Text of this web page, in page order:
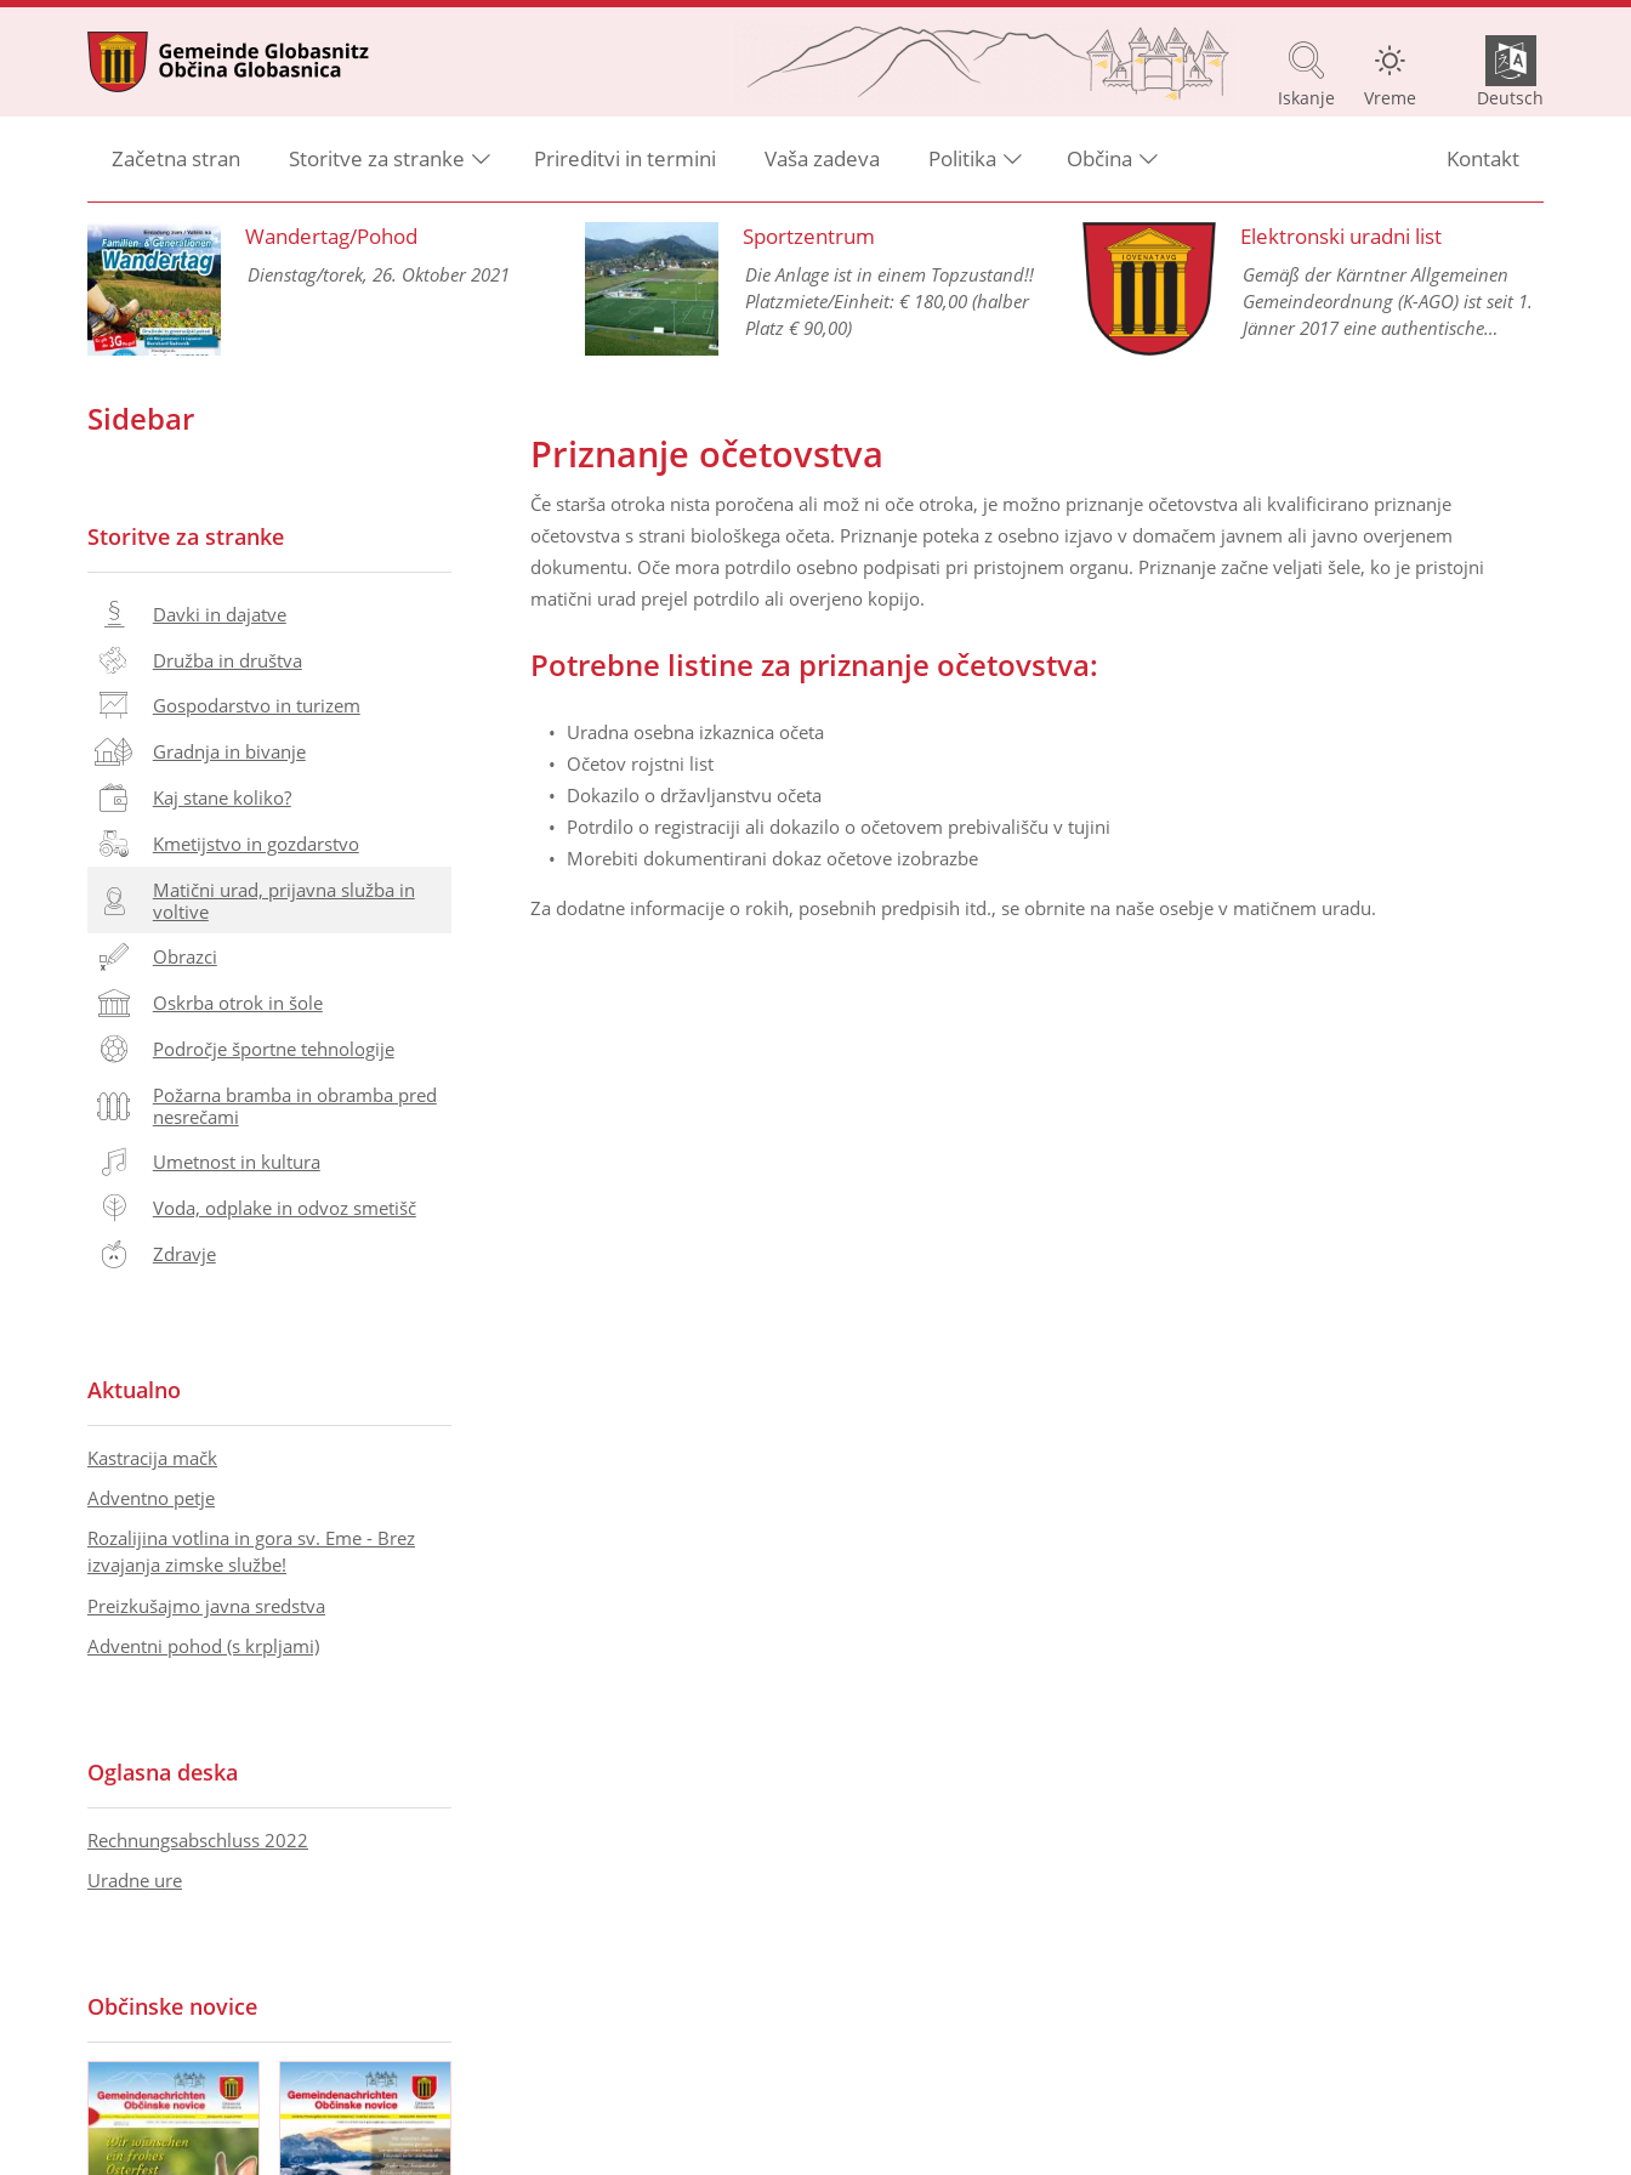
Iskanje Vreme Deutsch
Začetna stran Storitve za stranke Prireditvi in termini Vaša zadeva Politika Občina Kontakt
Wandertag/Pohod
Dienstag/torek, 26. Oktober 2021
Sportzentrum
Die Anlage ist in einem Topzustand!!
Platzmiete/Einheit: € 180,00 (halber
Platz € 90,00)
Elektronski uradni list
Gemäß der Kärntner Allgemeinen
Gemeindeordnung (K-AGO) ist seit 1.
Jänner 2017 eine authentische
Priznanje očetovstva
Če starša otroka nista poročena ali mož ni oče otroka, je možno priznanje očetovstva ali kvalificirano priznanje
očetovstva s strani biološkega očeta. Priznanje poteka z osebno izjavo v domačem javnem ali javno overjenem
dokumentu. Oče mora potrdilo osebno podpisati pri pristojnem organu. Priznanje začne veljati šele, ko je pristojni
matični urad prejel potrdilo ali overjeno kopijo.
Potrebne listine za priznanje očetovstva:
Uradna osebna izkaznica očeta
Očetov rojstni list
Dokazilo o državljanstvu očeta
Potrdilo o registraciji ali dokazilo o očetovem prebivališču v tujini
Morebiti dokumentirani dokaz očetove izobrazbe
Za dodatne informacije o rokih, posebnih predpisih itd., se obrnite na naše osebje v matičnem uradu.
Sidebar
Storitve za stranke
Davki in dajatve
Družba in društva
Gospodarstvo in turizem
Gradnja in bivanje
Kaj stane koliko?
Kmetijstvo in gozdarstvo
Matični urad, prijavna služba in
voltive
Obrazci
Oskrba otrok in šole
Področje športne tehnologije
Požarna bramba in obramba pred
nesrečami
Umetnost in kultura
Voda, odplake in odvoz smetišč
Zdravje
Aktualno
Kastracija mačk
Adventno petje
Rozalijina votlina in gora sv. Eme - Brez
izvajanja zimske službe!
Preizkušajmo javna sredstva
Adventni pohod (s krpljami)
Oglasna deska
Rechnungsabschluss 2022
Uradne ure
Občinske novice